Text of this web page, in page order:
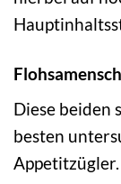
Diese beiden
besten
Appetitzügler.